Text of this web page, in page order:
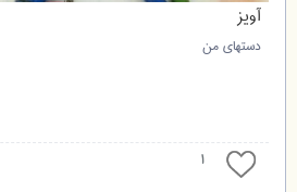
آویز
دستهای من
1